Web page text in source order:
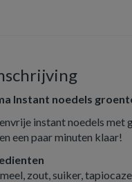
Instant noedels
instant noedels met
een paar minuten klaar!
zout, suiker,